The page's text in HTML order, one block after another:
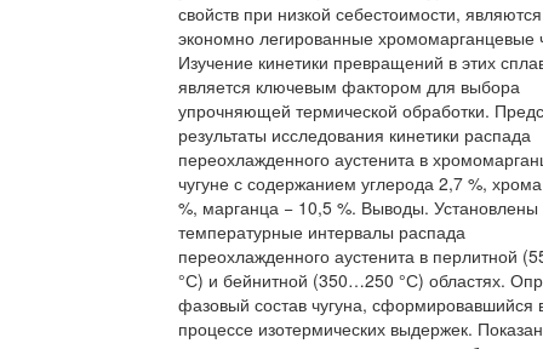
свойств при низкой себестоимости, являются
экономно легированные хромомарганцевые
Изучение кинетики превращений в этих
является ключевым фактором для выбора
упрочняющей термической обработки.
результаты исследования кинетики распада
переохлажденного аустенита в
чугуне с содержанием углерода 2,7 %,
%, марганца − 10,5 %. Выводы. Установлены
температурные интервалы распада
переохлажденного аустенита в перлитной
°С) и бейнитной (350…250 °С) областях.
фазовый состав чугуна, сформировавшийся
процессе изотермических выдержек.